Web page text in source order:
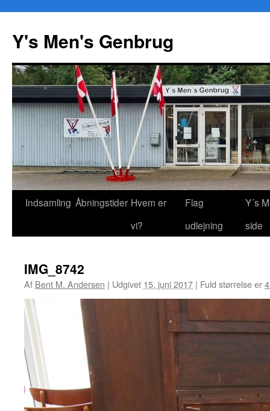
Y's Men's Genbrug
Hop
Indsamling Åbningstider Hvem er
vi?
Flag
udlejning
Y´s
side
IMG_8742
Af Bent M. Andersen | Udgivet 15. juni 2017 | Fuld størrelse er